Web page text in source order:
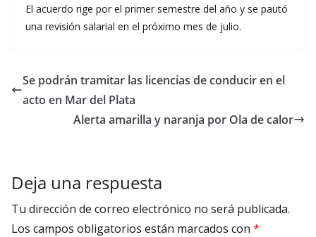
El acuerdo rige por el primer semestre del año y se pautó
una revisión salarial en el próximo mes de julio.
Se podrán tramitar las licencias de conducir en el
acto en Mar del Plata
Alerta amarilla y naranja por Ola de calor
Deja una respuesta
Tu dirección de correo electrónico no será publicada.
Los campos obligatorios están marcados con *